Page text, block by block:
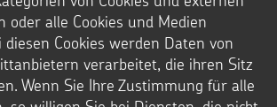
fünf großen Weltreligionenvor. Dazu
verschiedenen Länderngefragt, was ihr
oder alle Cookies und Medien
diesen Cookies werden Daten von
verarbeitet, die ihren Sitz
Wenn Sie Ihre Zustimmung für alle